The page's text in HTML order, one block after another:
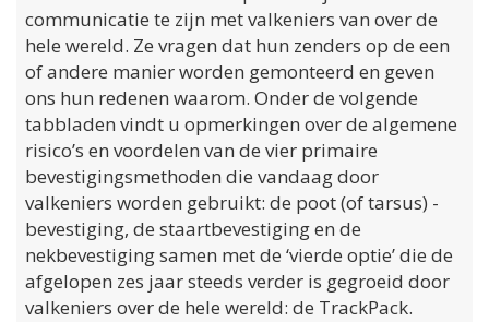
communicatie te zijn met valkeniers van over de
hele wereld. Ze vragen dat hun zenders op de een
of andere manier worden gemonteerd en geven
ons hun redenen waarom. Onder de volgende
tabbladen vindt u opmerkingen over de algemene
risico’s en voordelen van de vier primaire
bevestigingsmethoden die vandaag door
valkeniers worden gebruikt: de poot (of tarsus) -
bevestiging, de staartbevestiging en de
nekbevestiging samen met de ‘vierde optie’ die de
afgelopen zes jaar steeds verder is gegroeid door
valkeniers over de hele wereld: de TrackPack.